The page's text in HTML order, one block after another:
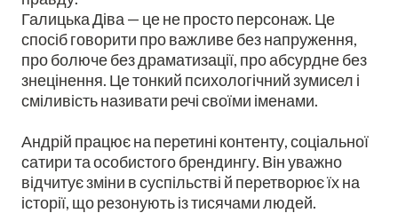
Галицька Діва — це не просто персонаж. Це
спосіб говорити про важливе без напруження,
про болюче без драматизації, про абсурдне без
знецінення. Це тонкий психологічний зумисел і
сміливість називати речі своїми іменами.
Андрій працює на перетині контенту, соціальної
сатири та особистого брендингу. Він уважно
відчитує зміни в суспільстві й перетворює їх на
історії, що резонують із тисячами людей.